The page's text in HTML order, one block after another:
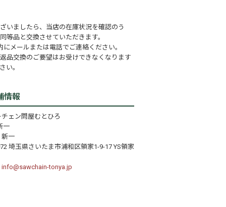
いましたら、当店の在庫状況を確認のう
等品と交換させていただきます。
にメールまたは電話でご連絡ください。
品交換のご要望はお受けできなくなります
い。
情報
ェン問屋むとひろ
一
新一
埼玉県さいたま市浦和区領家1-9-17 YS領家
info@sawchain-tonya.jp